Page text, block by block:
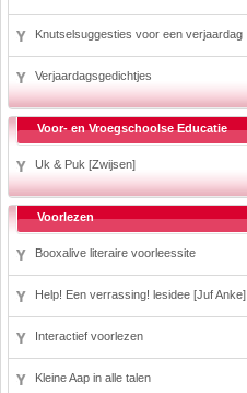
Knutselsuggesties voor een verjaardag
Verjaardagsgedichtjes
Voor- en Vroegschoolse Educatie
Uk & Puk [Zwijsen]
Voorlezen
Booxalive literaire voorleessite
Help! Een verrassing! lesidee [Juf Anke]
Interactief voorlezen
Kleine Aap in alle talen